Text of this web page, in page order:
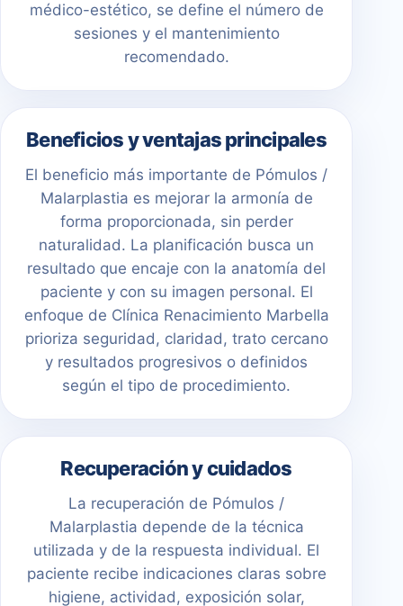
médico-estético, se define el número de
sesiones y el mantenimiento
recomendado.
Beneficios y ventajas principales
El beneficio más importante de Pómulos /
Malarplastia es mejorar la armonía de
forma proporcionada, sin perder
naturalidad. La planificación busca un
resultado que encaje con la anatomía del
paciente y con su imagen personal. El
enfoque de Clínica Renacimiento Marbella
prioriza seguridad, claridad, trato cercano
y resultados progresivos o definidos
según el tipo de procedimiento.
Recuperación y cuidados
La recuperación de Pómulos /
Malarplastia depende de la técnica
utilizada y de la respuesta individual. El
paciente recibe indicaciones claras sobre
higiene, actividad, exposición solar,